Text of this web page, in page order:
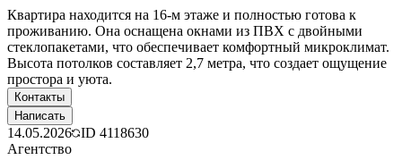
Квартира находится на 16-м этаже и полностью готова к
проживанию. Она оснащена окнами из ПВХ с двойными
стеклопакетами, что обеспечивает комфортный микроклимат.
Высота потолков составляет 2,7 метра, что создает ощущение
простора и уюта.
Контакты
Написать
14.05.2026 ID 4118630
Агентство